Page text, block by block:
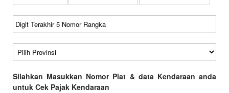
No Plat
No Seri
No Rangka
Wilayah
Silahkan Masukkan Nomor Plat & data Kendaraan anda
untuk Cek Pajak Kendaraan